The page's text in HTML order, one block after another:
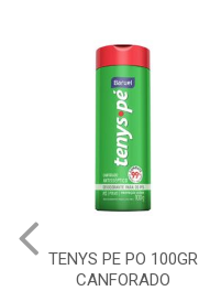
TENYS PE PO 100GR
CANFORADO